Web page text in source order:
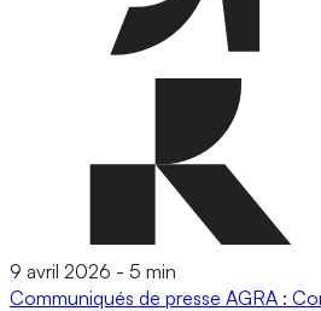
9 avril 2026 - 5 min
Communiqués de presse AGRA :